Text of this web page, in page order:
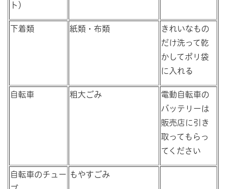
ト）
下着類 紙類・布類
きれいなもの
だけ洗って乾
かしてポリ袋
に入れる
自転車 粗大ごみ
電動自転車の
バッテリーは
販売店に引き
取ってもらっ
てください
自転車のチュー もやすごみ